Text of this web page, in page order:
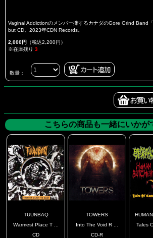
Vaginal Addictionのメンバー擁するカナダのGore Grind Band
but CD。2023年CDN Records。
2,000円 （税込2,200円）
※在庫残り 3
数量：
こちらの商品も一緒にいかが
TUUNBAQ
Warmest Place T ...
CD
TOWERS
Into The Void R ...
CD-R
Tales